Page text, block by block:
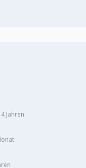
Jahren